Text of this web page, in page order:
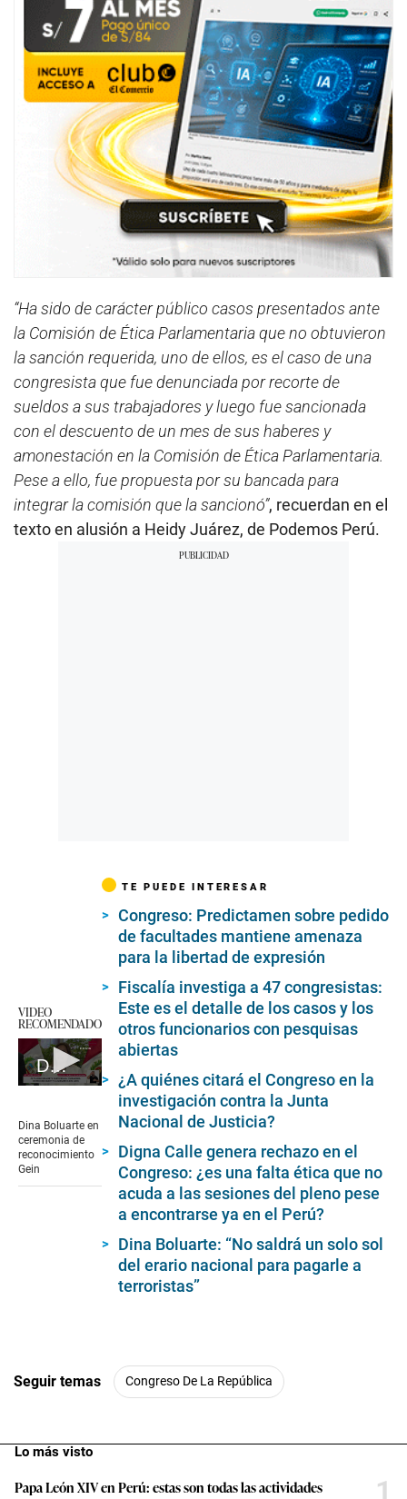
“Ha sido de carácter público casos presentados ante
la Comisión de Ética Parlamentaria que no obtuvieron
la sanción requerida, uno de ellos, es el caso de una
congresista que fue denunciada por recorte de
sueldos a sus trabajadores y luego fue sancionada
con el descuento de un mes de sus haberes y
amonestación en la Comisión de Ética Parlamentaria.
Pese a ello, fue propuesta por su bancada para
integrar la comisión que la sancionó”, recuerdan en el
texto en alusión a Heidy Juárez, de Podemos Perú.
VIDEO
RECOMENDADO
Dina Boluarte en ceremonia de reconocimiento Gein
of
3
minutes,
15
Dina Boluarte en
ceremonia de
reconocimiento
Gein
TE PUEDE INTERESAR
Congreso: Predictamen sobre pedido
de facultades mantiene amenaza
para la libertad de expresión
Fiscalía investiga a 47 congresistas:
Este es el detalle de los casos y los
otros funcionarios con pesquisas
abiertas
¿A quiénes citará el Congreso en la
investigación contra la Junta
Nacional de Justicia?
Digna Calle genera rechazo en el
Congreso: ¿es una falta ética que no
acuda a las sesiones del pleno pese
a encontrarse ya en el Perú?
Dina Boluarte: “No saldrá un solo sol
del erario nacional para pagarle a
terroristas”
Seguir temas Congreso De La República
Lo más visto
Papa León XIV en Perú: estas son todas las actividades
1